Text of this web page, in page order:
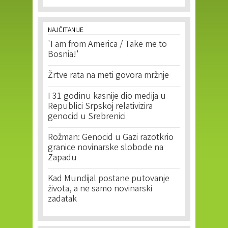
NAJČITANIJE
'I am from America / Take me to
Bosnia!'
Žrtve rata na meti govora mržnje
I 31 godinu kasnije dio medija u
Republici Srpskoj relativizira
genocid u Srebrenici
Rožman: Genocid u Gazi razotkrio
granice novinarske slobode na
Zapadu
Kad Mundijal postane putovanje
života, a ne samo novinarski
zadatak